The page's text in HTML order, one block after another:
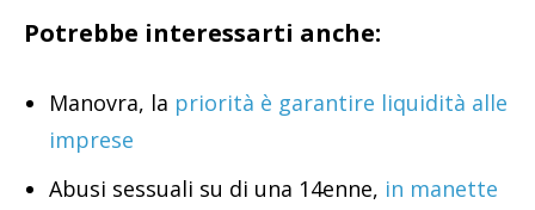
Potrebbe interessarti anche:
Manovra, la priorità è garantire liquidità alle
imprese
Abusi sessuali su di una 14enne, in manette